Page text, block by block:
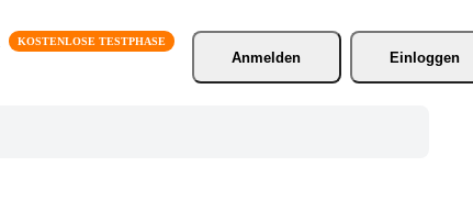
Anmelden
Einloggen